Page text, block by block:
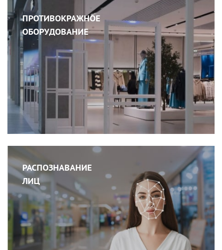
ПРОТИВОКРАЖНОЕ
ОБОРУДОВАНИЕ
РАСПОЗНАВАНИЕ
ЛИЦ